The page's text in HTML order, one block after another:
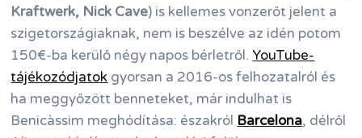
Kraftwerk, Nick Cave) is kellemes vonzerőt jelent a
szigetországiaknak, nem is beszélve az idén potom
150€-ba kerülő négy napos bérletről. YouTube-
tájékozódjatok gyorsan a 2016-os felhozatalról és
ha meggyőzött benneteket, már indulhat is
Benicàssim meghódítása: északról Barcelona, délről